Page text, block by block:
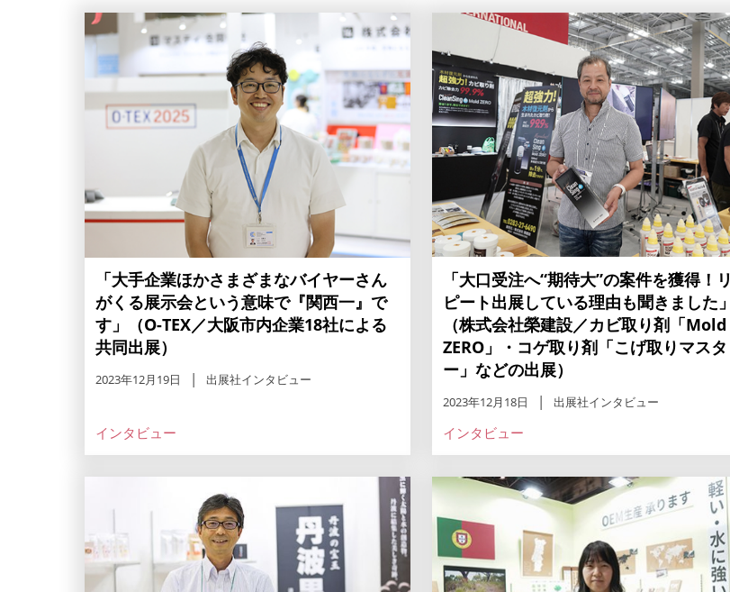
「大手企業ほかさまざまなバイヤーさん
がくる展示会という意味で『関西一』で
す」（O-TEX／大阪市内企業18社による
共同出展）
2023年12月19日 出展社インタビュー
インタビュー
「大口受注へ“期待大”の案件を獲得！リ
ピート出展している理由も聞きました」
（株式会社榮建設／カビ取り剤「Mold
ZERO」・コゲ取り剤「こげ取りマスタ
ー」などの出展）
2023年12月18日 出展社インタビュー
インタビュー